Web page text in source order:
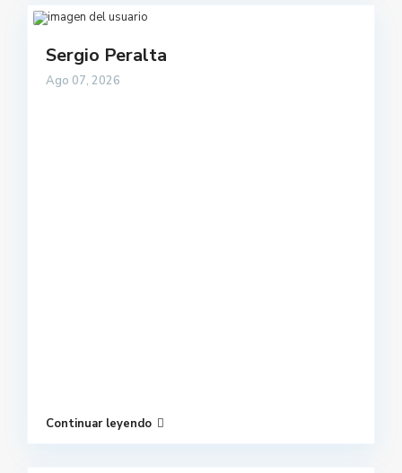
Sergio Peralta
Ago 07, 2026
Continuar leyendo